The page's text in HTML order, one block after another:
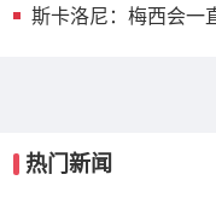
斯卡洛尼：梅西会一
热门新闻